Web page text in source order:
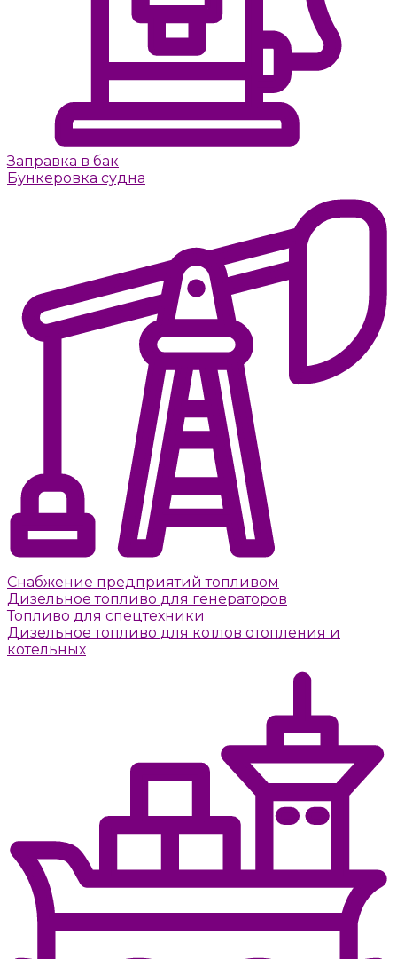
Заправка в бак
Бункеровка судна
Снабжение предприятий топливом
Дизельное топливо для генераторов
Топливо для спецтехники
Дизельное топливо для котлов отопления и
котельных